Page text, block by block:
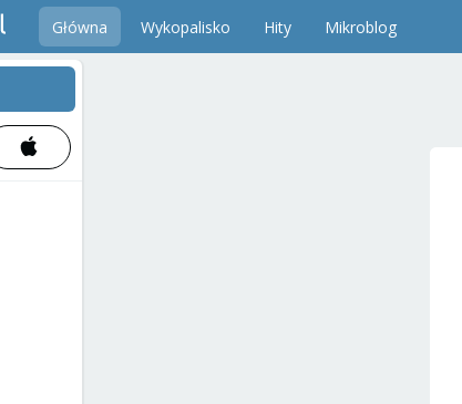
Główna Wykopalisko Hity Mikroblog